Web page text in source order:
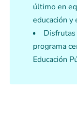
último en
educación y
Disfrutas
programa
Educación